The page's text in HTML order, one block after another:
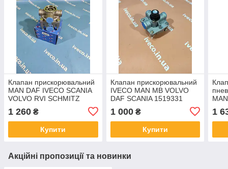
Клапан прискорювальний
MAN DAF IVECO SCANIA
VOLVO RVI SCHMITZ
9730010100 RL3518AH
1 260 ₴
Купити
Клапан прискорювальний
IVECO MAN MB VOLVO
DAF SCANIA 1519331
9730110000 60868CNT
1 000₴
Купити
1
Акційні пропозиції та новинки